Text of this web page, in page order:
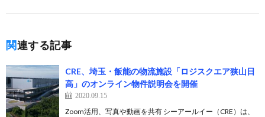
関連する記事
CRE、埼玉・飯能の物流施設「ロジスクエア狭山日
高」のオンライン物件説明会を開催
2020.09.15
Zoom活用、写真や動画を共有 シーアールイー（CRE）は、